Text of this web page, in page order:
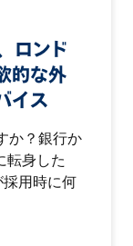
ロンド
的な外
イス
か？銀行か
転身した
用時に何